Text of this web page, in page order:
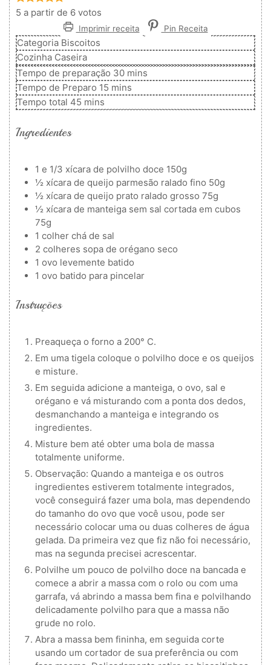
5 a partir de 6 votos
Imprimir receita Pin Receita
Categoria Biscoitos
Cozinha Caseira
Tempo de preparação 30minutos
mins
Tempo de Preparo 15 minutos
mins
Tempo total 45 minutos
mins
Ingredientes
1 e 1/3 xícara de polvilho doce 150g
½ xícara de queijo parmesão ralado fino 50g
½ xícara de queijo prato ralado grosso 75g
½ xícara de manteiga sem sal cortada em cubos
75g
1 colher chá de sal
2 colheres sopa de orégano seco
1 ovo levemente batido
1 ovo batido para pincelar
Instruções
Preaqueça o forno a 200° C.
Em uma tigela coloque o polvilho doce e os queijos
e misture.
Em seguida adicione a manteiga, o ovo, sal e
orégano e vá misturando com a ponta dos dedos,
desmanchando a manteiga e integrando os
ingredientes.
Misture bem até obter uma bola de massa
totalmente uniforme.
Observação: Quando a manteiga e os outros
ingredientes estiverem totalmente integrados,
você conseguirá fazer uma bola, mas dependendo
do tamanho do ovo que você usou, pode ser
necessário colocar uma ou duas colheres de água
gelada. Da primeira vez que fiz não foi necessário,
mas na segunda precisei acrescentar.
Polvilhe um pouco de polvilho doce na bancada e
comece a abrir a massa com o rolo ou com uma
garrafa, vá abrindo a massa bem fina e polvilhando
delicadamente polvilho para que a massa não
grude no rolo.
Abra a massa bem fininha, em seguida corte
usando um cortador de sua preferência ou com